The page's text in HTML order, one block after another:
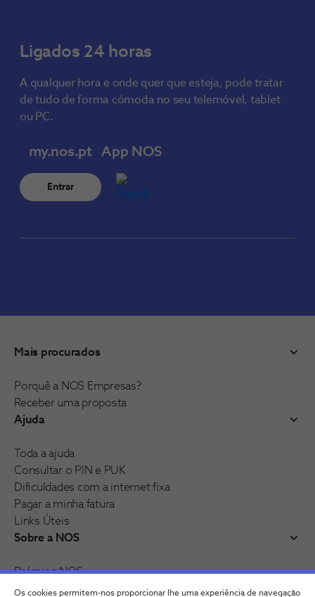
Os cookies permitem-nos proporcionar lhe uma experiência de navegação
Ligados 24 horas
A qualquer hora e onde quer que esteja, pode tratar
de tudo de forma cómoda no seu telemóvel, tablet
ou PC.
my.nos.pt
Entrar
App NOS
Mais procurados
Porquê a NOS Empresas?
Receber uma proposta
Ajuda
Toda a ajuda
Consultar o PIN e PUK
Dificuldades com a internet fixa
Pagar a minha fatura
Links Úteis
Sobre a NOS
Prémios NOS
Reconhecimentos e distinções